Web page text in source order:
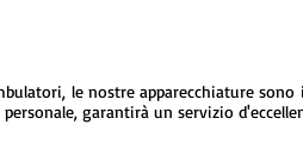
le nostre apparecchiature
garantirà un servizio